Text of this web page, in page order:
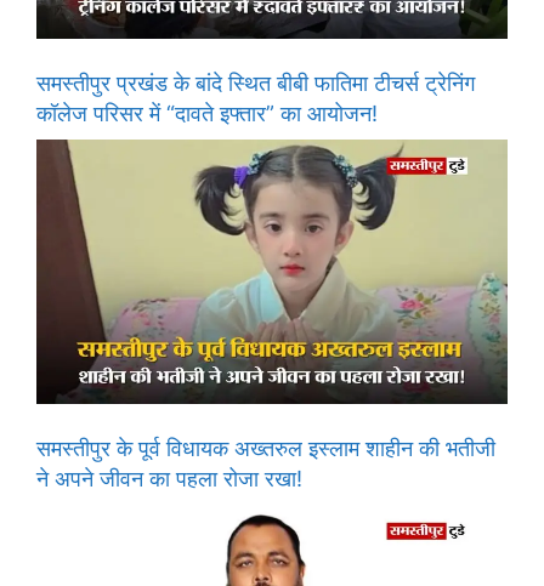
समस्तीपुर प्रखंड के बांदे स्थित बीबी फातिमा टीचर्स ट्रेनिंग
कॉलेज परिसर में “दावते इफ्तार” का आयोजन!
समस्तीपुर के पूर्व विधायक अख्तरुल इस्लाम शाहीन की भतीजी
ने अपने जीवन का पहला रोजा रखा!